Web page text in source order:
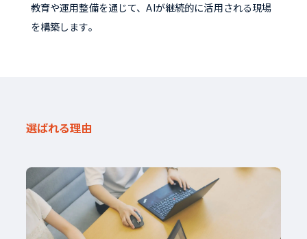
教育や運用整備を通じて、AIが継続的に活用される現場
を構築します。
選ばれる理由